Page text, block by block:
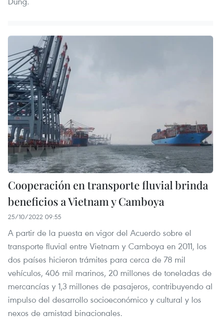
Cooperación en transporte fluvial brinda
beneficios a Vietnam y Camboya
25/10/2022 09:55
A partir de la puesta en vigor del Acuerdo sobre el
transporte fluvial entre Vietnam y Camboya en 2011, los
dos países hicieron trámites para cerca de 78 mil
vehículos, 406 mil marinos, 20 millones de toneladas de
mercancías y 1,3 millones de pasajeros, contribuyendo al
impulso del desarrollo socioeconómico y cultural y los
nexos de amistad binacionales.